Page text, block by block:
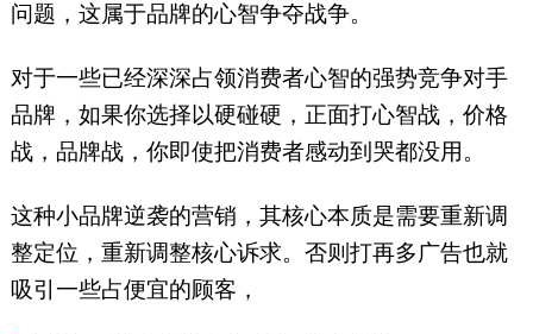
问题，这属于品牌的心智争夺战争。
对于一些已经深深占领消费者心智的强势竞争对手
品牌，如果你选择以硬碰硬，正面打心智战，价格
战，品牌战，你即使把消费者感动到哭都没用。
这种小品牌逆袭的营销，其核心本质是需要重新调
整定位，重新调整核心诉求。否则打再多广告也就
吸引一些占便宜的顾客，